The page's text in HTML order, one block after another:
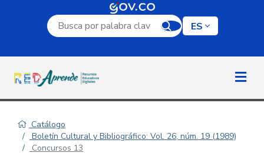
Campo de búsqueda por palabra clave
ES
Catálogo
Boletín Cultural y Bibliográfico: Vol. 26, núm. 19 (1989)
Concursos 13